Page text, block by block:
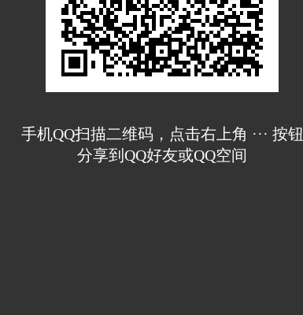
手机QQ扫描二维码，点击右上角 ··· 按钮
分享到QQ好友或QQ空间